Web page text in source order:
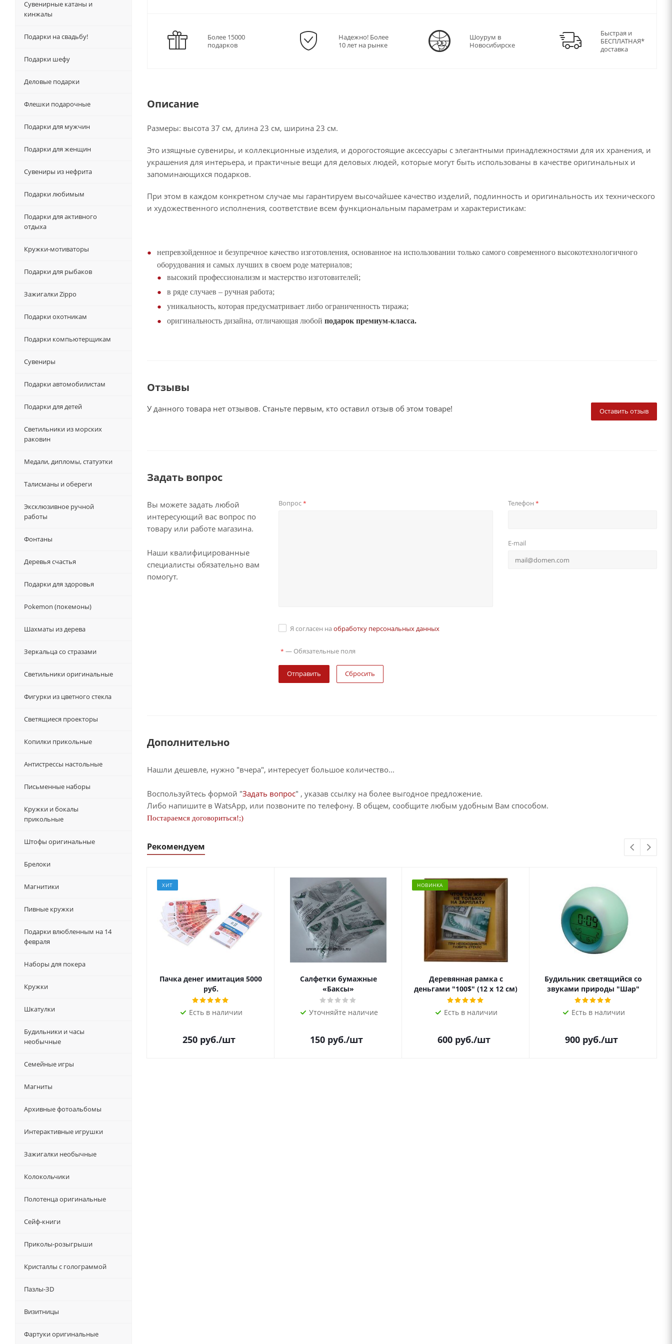
Более 15000
подарков
Надежно! Более
10 лет на рынке
Шоурум в
Новосибирске
Быстрая и
БЕСПЛАТНАЯ*
доставка
Описание
Размеры: высота 37 см, длина 23 см, ширина 23 см.
Это изящные сувениры, и коллекционные изделия, и дорогостоящие аксессуары с элегантными принадлежностями для их хранения, и
украшения для интерьера, и практичные вещи для деловых людей, которые могут быть использованы в качестве оригинальных и
запоминающихся подарков.
При этом в каждом конкретном случае мы гарантируем высочайшее качество изделий, подлинность и оригинальность их технического
и художественного исполнения, соответствие всем функциональным параметрам и характеристикам:
непревзойденное и безупречное качество изготовления, основанное на использовании только самого современного высокотехнологичного
оборудования и самых лучших в своем роде материалов;
высокий профессионализм и мастерство изготовителей;
в ряде случаев – ручная работа;
уникальность, которая предусматривает либо ограниченность тиража;
оригинальность дизайна, отличающая любой подарок премиум-класса.
Отзывы
Оставить отзыв
У данного товара нет отзывов. Станьте первым, кто оставил отзыв об этом товаре!
Задать вопрос
Вы можете задать любой
интересующий вас вопрос по
товару или работе магазина.
Наши квалифицированные
специалисты обязательно вам
помогут.
Вопрос* Телефон *
E-mail
Я согласен на обработку персональных данных
* — Обязательные поля
Сбросить
Дополнительно
Нашли дешевле, нужно "вчера", интересует большое количество...
Воспользуйтесь формой "Задать вопрос" , указав ссылку на более выгодное предложение.
Либо напишите в WatsApp, или позвоните по телефону. В общем, сообщите любым удобным Вам способом.
Постараемся договориться!;)
Рекомендуем
ХИТ
Пачка денег имитация 5000
руб.
Есть в наличии
250 руб./шт
Салфетки бумажные
«Баксы»
Уточняйте наличие
150 руб./шт
НОВИНКА
Деревянная рамка с
деньгами "100$" (12 х 12 см)
Есть в наличии
600 руб./шт
Будильник светящийся со
звуками природы "Шар"
Есть в наличии
900 руб./шт
Сувенирные катаны и
кинжалы
Подарки на свадьбу!
Подарки шефу
Деловые подарки
Флешки подарочные
Подарки для мужчин
Подарки для женщин
Сувениры из нефрита
Подарки любимым
Подарки для активного
отдыха
Кружки-мотиваторы
Подарки для рыбаков
Зажигалки Zippo
Подарки охотникам
Подарки компьютерщикам
Сувениры
Подарки автомобилистам
Подарки для детей
Светильники из морских
раковин
Медали, дипломы, статуэтки
Талисманы и обереги
Эксклюзивное ручной
работы
Фонтаны
Деревья счастья
Подарки для здоровья
Pokemon (покемоны)
Шахматы из дерева
Зеркальца со стразами
Светильники оригинальные
Фигурки из цветного стекла
Светящиеся проекторы
Копилки прикольные
Антистрессы настольные
Письменные наборы
Кружки и бокалы
прикольные
Штофы оригинальные
Брелоки
Магнитики
Пивные кружки
Подарки влюбленным на 14
февраля
Наборы для покера
Кружки
Шкатулки
Будильники и часы
необычные
Семейные игры
Магниты
Архивные фотоальбомы
Интерактивные игрушки
Зажигалки необычные
Колокольчики
Полотенца оригинальные
Сейф-книги
Приколы-розыгрыши
Кристаллы с голограммой
Пазлы-ЗD
Визитницы
Фартуки оригинальные